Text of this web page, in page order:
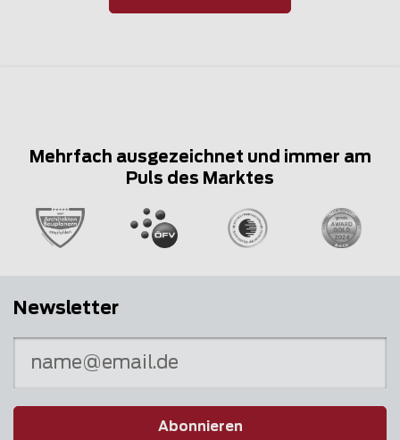
Mehrfach ausgezeichnet und immer am
Puls des Marktes
Newsletter
Abonnieren